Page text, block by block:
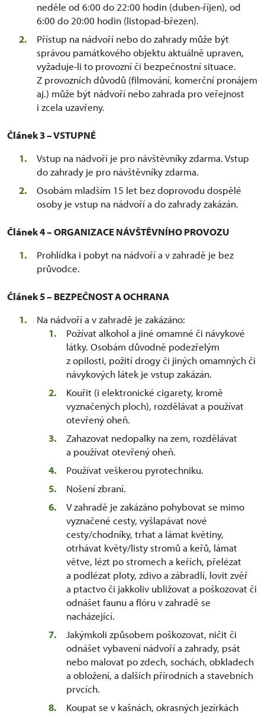
neděle od 6:00 do 22:00 hodin (duben-říjen), od
6:00 do 20:00 hodin (listopad-březen).
Přístup na nádvoří nebo do zahrady může být
správou památkového objektu aktuálně upraven,
vyžaduje-li to provozní či bezpečnostní situace.
Z provozních důvodů (filmování, komerční pronájem
aj.) může být nádvoří nebo zahrada pro veřejnost
i zcela uzavřeny.
Článek 3 – VSTUPNÉ
Vstup na nádvoří je pro návštěvníky zdarma. Vstup
do zahrady je pro návštěvníky zdarma.
Osobám mladším 15 let bez doprovodu dospělé
osoby je vstup na nádvoří a do zahrady zakázán.
Článek 4 – ORGANIZACE NÁVŠTĚVNÍHO PROVOZU
Prohlídka i pobyt na nádvoří a v zahradě je bez
průvodce.
Článek 5 – BEZPEČNOST A OCHRANA
Na nádvoří a v zahradě je zakázáno:
Požívat alkohol a jiné omamné či návykové
látky. Osobám důvodně podezřelým
z opilosti, požití drogy či jiných omamných či
návykových látek je vstup zakázán.
Kouřit (i elektronické cigarety, kromě
vyznačených ploch), rozdělávat a používat
otevřený oheň.
Zahazovat nedopalky na zem, rozdělávat
a používat otevřený oheň.
Používat veškerou pyrotechniku.
Nošení zbraní.
V zahradě je zakázáno pohybovat se mimo
vyznačené cesty, vyšlapávat nové
cesty/chodníky, trhat a lámat květiny,
otrhávat květy/listy stromů a keřů, lámat
větve, lézt po stromech a keřích, přelézat
a podlézat ploty, zdivo a zábradlí, lovit zvěř
a ptactvo či jakkoliv ubližovat a poškozovat či
odnášet faunu a flóru v zahradě se
nacházející.
Jakýmkoli způsobem poškozovat, ničit či
odnášet vybavení nádvoří a zahrady, psát
nebo malovat po zdech, sochách, obkladech
a obložení, a dalších přírodních a stavebních
prvcích.
Koupat se v kašnách, okrasných jezírkách